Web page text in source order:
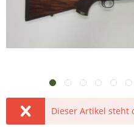
Dieser Artikel steht